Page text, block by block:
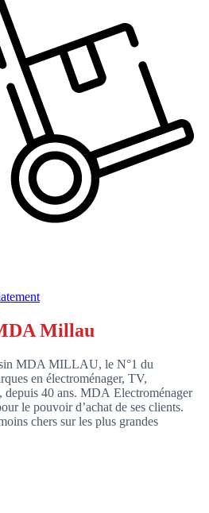
Millau
MDA MILLAU, le N°1 du
en électroménager, TV,
depuis 40 ans. MDA Electroménager
le pouvoir d’achat de ses clients.
chers sur les plus grandes